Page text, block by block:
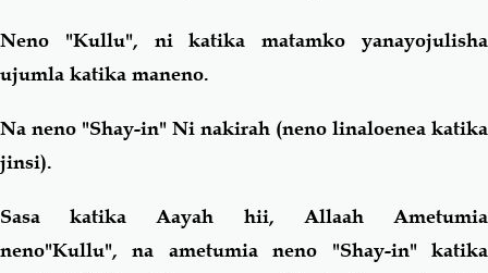
Neno "Kullu", ni katika matamko yanayojulisha
ujumla katika maneno.
Na neno "Shay-in" Ni nakirah (neno linaloenea katika
jinsi).
Sasa katika Aayah hii, Allaah Ametumia
neno"Kullu", na ametumia neno "Shay-in" katika